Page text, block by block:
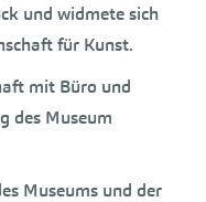
und widmete sich
für Kunst.
mit Büro und
des Museum
Museums und der